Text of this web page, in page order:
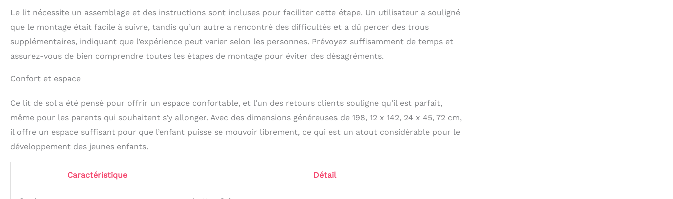
Le lit nécessite un assemblage et des instructions sont incluses pour faciliter cette étape. Un utilisateur a souligné
que le montage était facile à suivre, tandis qu’un autre a rencontré des difficultés et a dû percer des trous
supplémentaires, indiquant que l’expérience peut varier selon les personnes. Prévoyez suffisamment de temps et
assurez-vous de bien comprendre toutes les étapes de montage pour éviter des désagréments.
Confort et espace
Ce lit de sol a été pensé pour offrir un espace confortable, et l’un des retours clients souligne qu’il est parfait,
même pour les parents qui souhaitent s’y allonger. Avec des dimensions généreuses de 198, 12 x 142, 24 x 45, 72 cm,
il offre un espace suffisant pour que l’enfant puisse se mouvoir librement, ce qui est un atout considérable pour le
développement des jeunes enfants.
Caractéristique Détail